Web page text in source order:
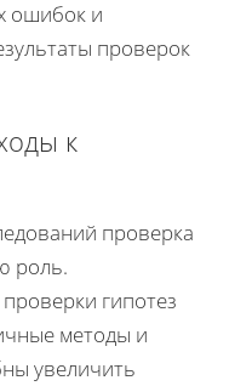
ошибок и
проверок
к
проверка
роль.
гипотез
методы и
увеличить